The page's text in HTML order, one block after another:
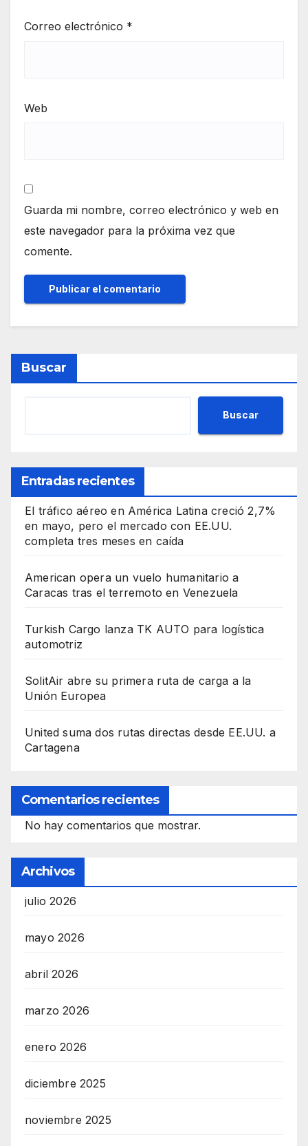
Correo electrónico *
Web
Guarda mi nombre, correo electrónico y web en
este navegador para la próxima vez que
comente.
Buscar
Buscar
Entradas recientes
El tráfico aéreo en América Latina creció 2,7%
en mayo, pero el mercado con EE.UU.
completa tres meses en caída
American opera un vuelo humanitario a
Caracas tras el terremoto en Venezuela
Turkish Cargo lanza TK AUTO para logística
automotriz
SolitAir abre su primera ruta de carga a la
Unión Europea
United suma dos rutas directas desde EE.UU. a
Cartagena
Comentarios recientes
No hay comentarios que mostrar.
Archivos
julio 2026
mayo 2026
abril 2026
marzo 2026
enero 2026
diciembre 2025
noviembre 2025